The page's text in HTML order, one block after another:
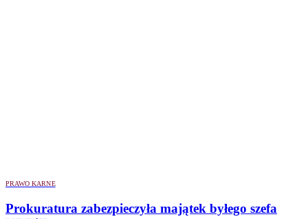
PRAWO KARNE
Prokuratura zabezpieczyła majątek byłego szefa